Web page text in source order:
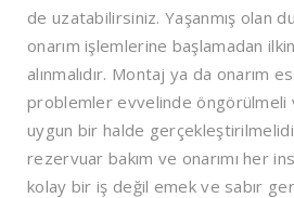
de uzatabilirsiniz. Yaşanmış olan
onarım işlemlerine başlamadan
alınmalıdır. Montaj ya da onarım
problemler evvelinde öngörülmeli
uygun bir halde
rezervuar bakım ve onarımı her
kolay bir iş değil emek ve sabır